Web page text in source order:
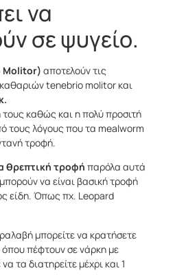
να
σε ψυγείο.
Molitor) αποτελούν τις
tenebrio molitor και
καθώς και η πολύ προσιτή
τους λόγους που τα mealworm
τροφή.
θρεπτική τροφή παρόλα αυτά
να είναι βασική τροφή
είδη. Όπως πχ. Leopard
μπορείτε να κρατήσετε
πέφτουν σε νάρκη με
τα διατηρείτε μέχρι και 1